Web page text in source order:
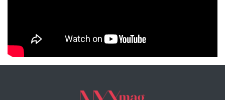
NYXmag 2. Yaş Kutlama Etkinliği